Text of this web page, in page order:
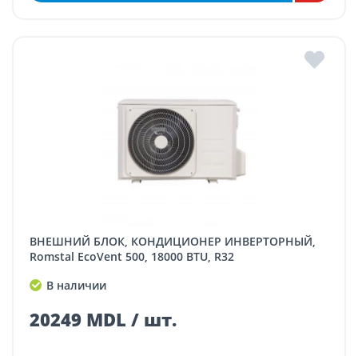
ВНЕШНИЙ БЛОК, КОНДИЦИОНЕР ИНВЕРТОРНЫЙ,
Romstal EcoVent 500, 18000 BTU, R32
В наличии
20249 MDL / шт.